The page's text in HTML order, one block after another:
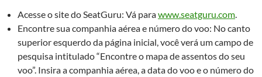
Acesse o site do SeatGuru: Vá parawww.seatguru.com.
Encontre sua companhia aérea e número do voo: No canto
superior esquerdo da página inicial, você verá um campo de
pesquisa intitulado “Encontre o mapa de assentos do seu
voo”. Insira a companhia aérea, a data do voo e o número do